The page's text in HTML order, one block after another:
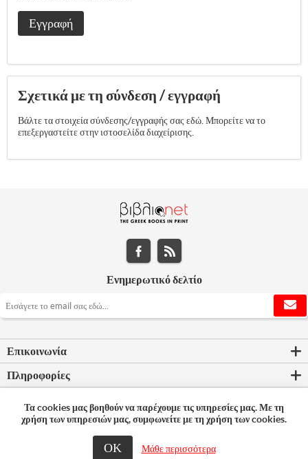
Εγγραφή
Σχετικά με τη σύνδεση / εγγραφή
Βάλτε τα στοιχεία σύνδεσης/εγγραφής σας εδώ. Μπορείτε να το
επεξεργαστείτε στην ιστοσελίδα διαχείρισης.
Ενημερωτικό δελτίο
Επικοινωνία
Πληροφορίες
Ο λογαριασμός μου
© 2026 Bookleader
Τα cookies μας βοηθούν να παρέχουμε τις υπηρεσίες μας. Με τη
χρήση των υπηρεσιών μας, συμφωνείτε με τη χρήση των cookies.
ΟΚ Μάθε περισσότερα